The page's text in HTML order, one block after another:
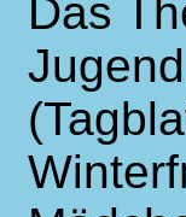
Das